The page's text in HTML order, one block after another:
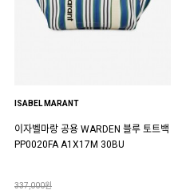
ISABEL MARANT
이자벨마랑 공용 WARDEN 블루 토트백
PP0020FA A1X17M 30BU
337,000원